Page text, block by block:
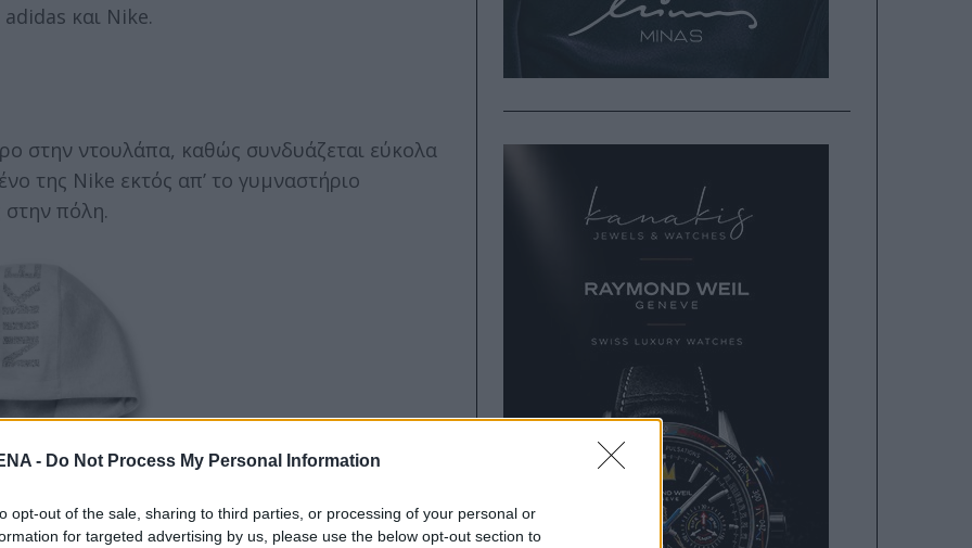
- Do Not Process My Personal Information
opt-out of the sale, sharing to third parties, or processing of your personal or
for targeted advertising by us, please use the below opt-out section to
και Nike.
στην ντουλάπα, καθώς συνδυάζεται εύκολα
της Nike εκτός απ’ το γυμναστήριο
στην πόλη.